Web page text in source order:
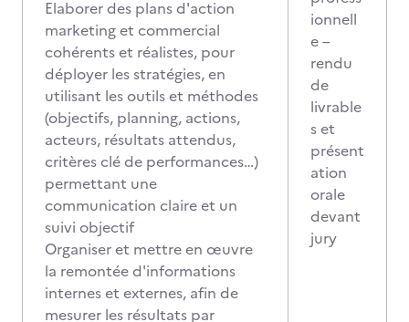
Elaborer des plans d'action
marketing et commercial
cohérents et réalistes, pour
déployer les stratégies, en
utilisant les outils et méthodes
(objectifs, planning, actions,
acteurs, résultats attendus,
critères clé de performances…)
permettant une
communication claire et un
suivi objectif
Organiser et mettre en œuvre
la remontée d'informations
internes et externes, afin de
mesurer les résultats par
ionnell
e –
rendu
de
livrable
s et
présent
ation
orale
devant
jury